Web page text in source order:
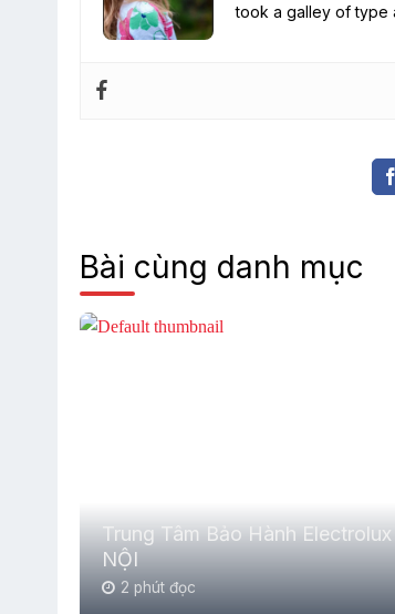
took a galley of type
Bài cùng danh mục
Trung Tâm Bảo Hành
NỘI
2 phút đọc